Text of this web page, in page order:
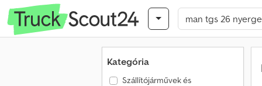
Kategória
Szállítójárművek és